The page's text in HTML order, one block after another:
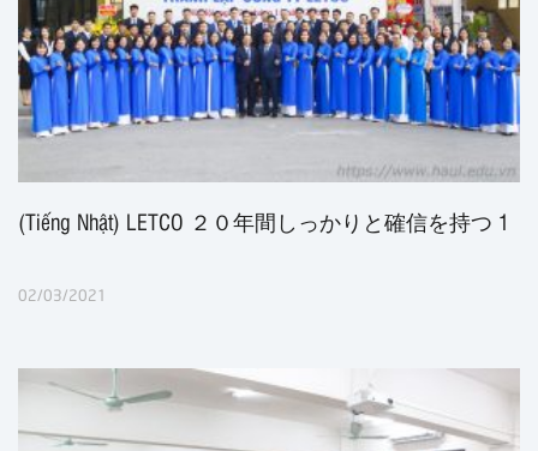
(Tiếng Nhật) LETCO ２０年間しっかりと確信を持つ 1
02/03/2021